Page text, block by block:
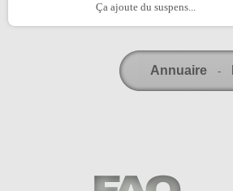
Ça ajoute du suspens...
Annuaire -